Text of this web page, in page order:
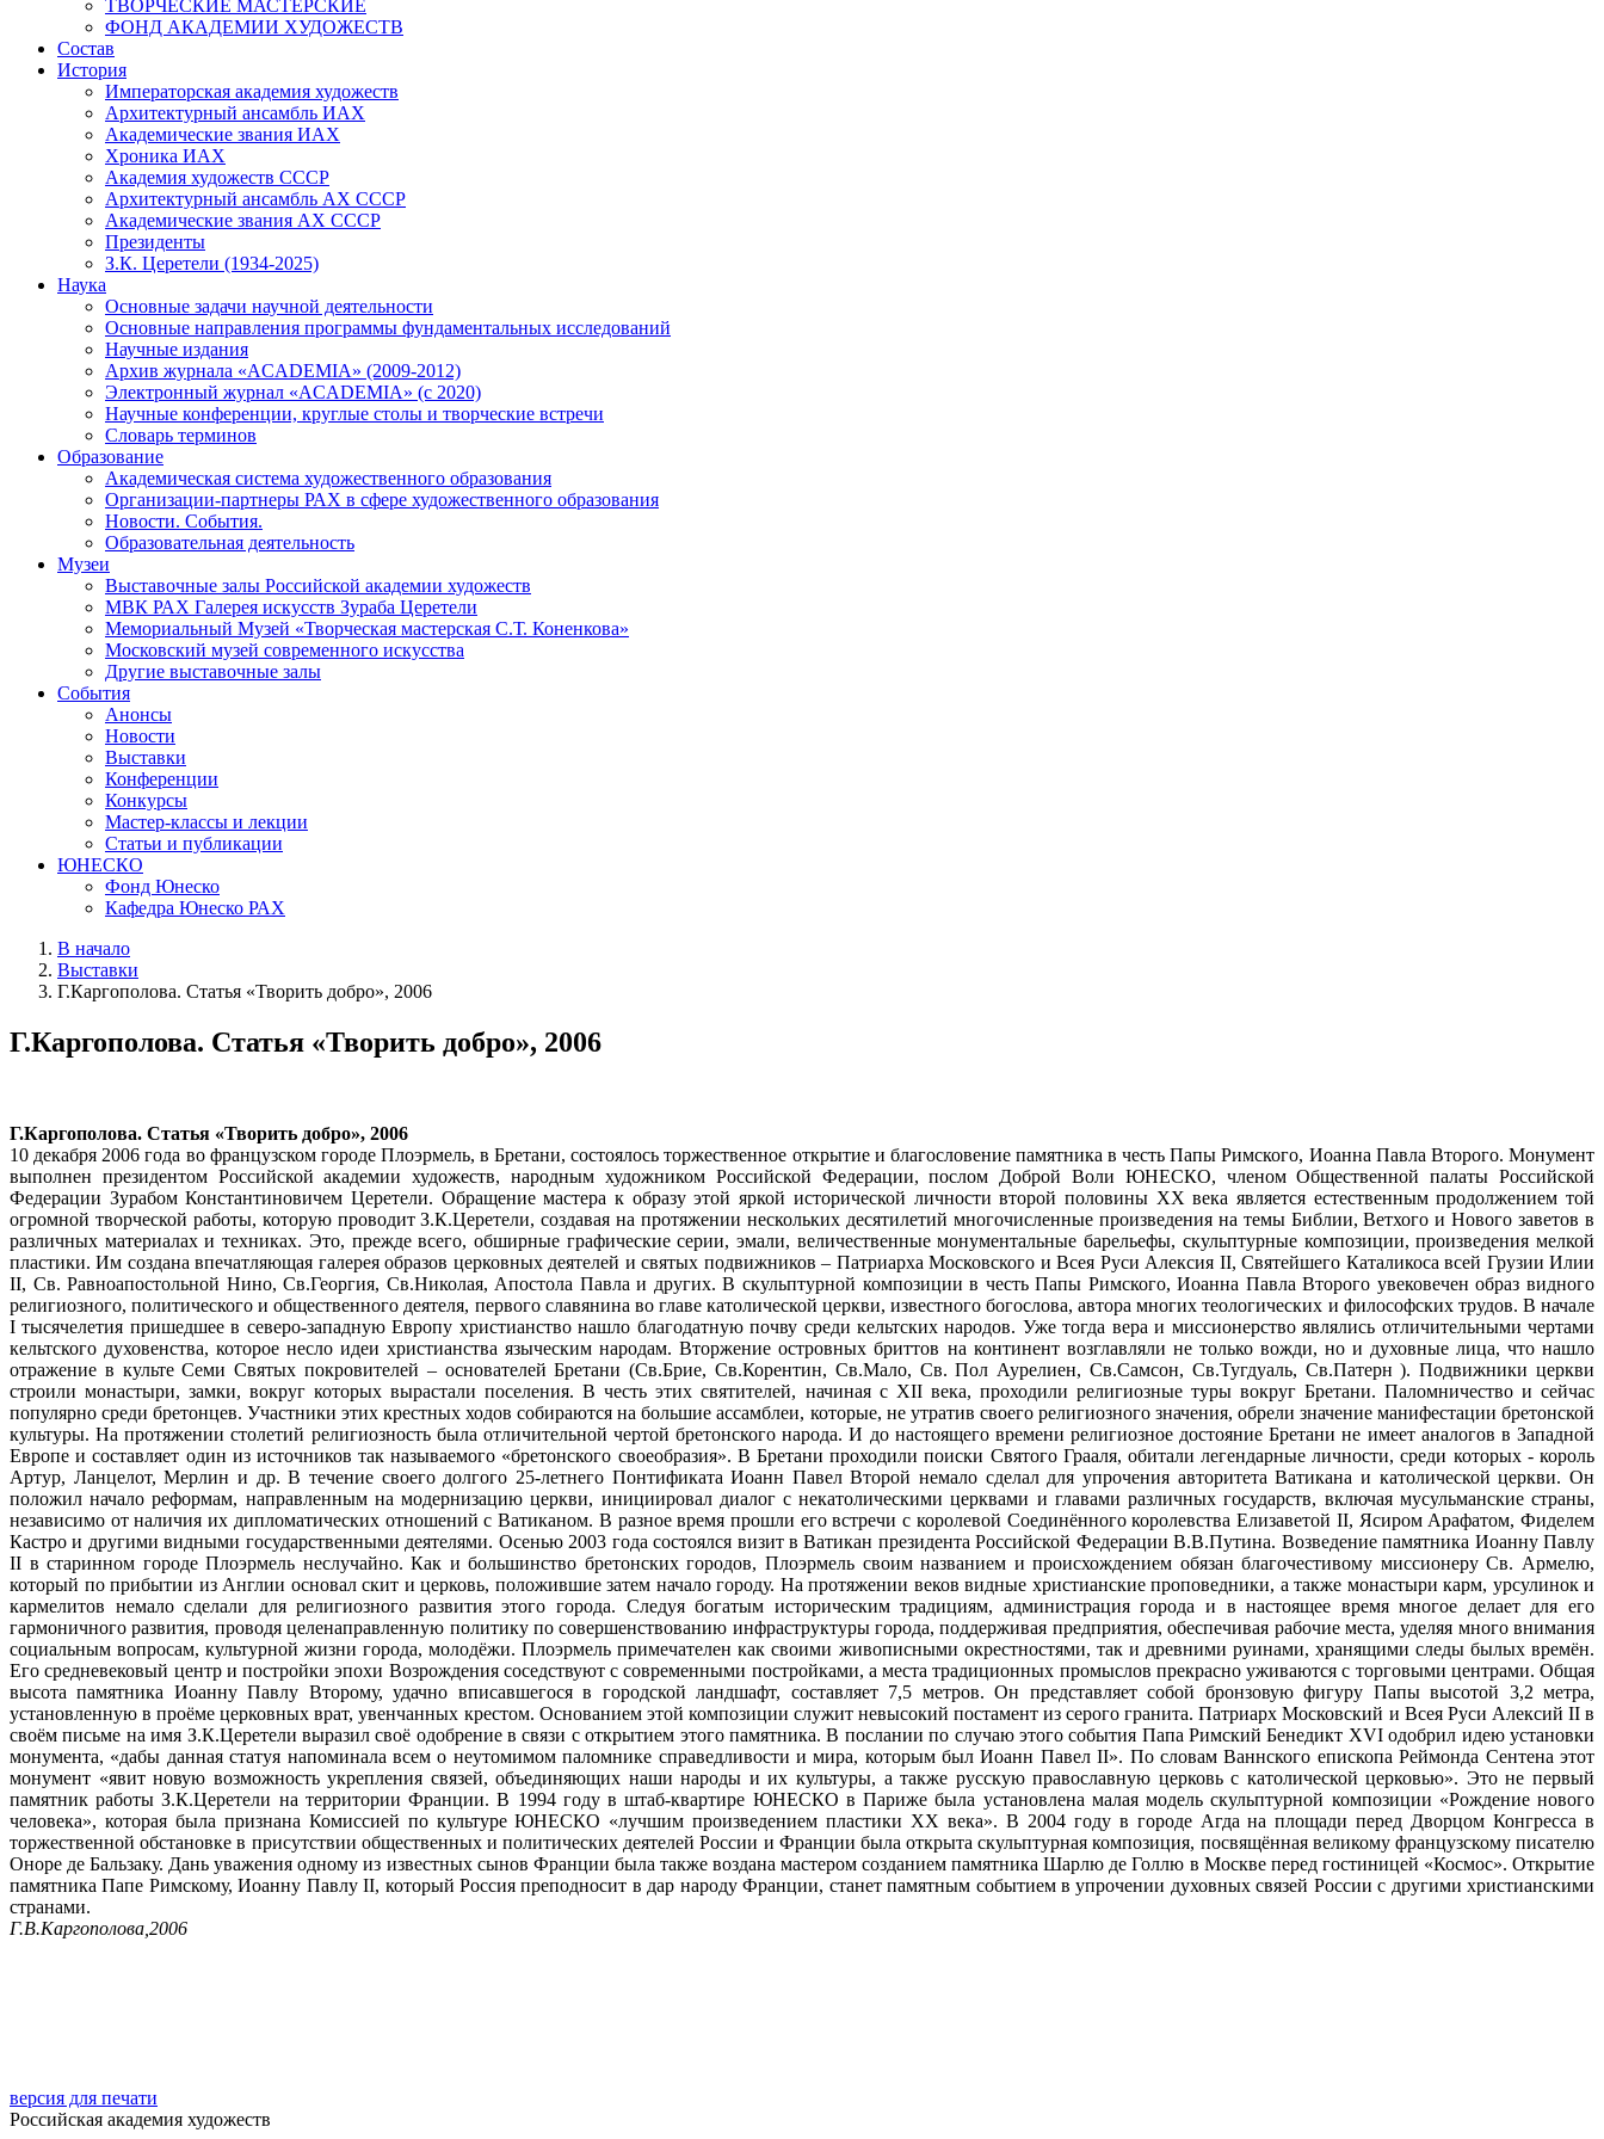
ТВОРЧЕСКИЕ МАСТЕРСКИЕ
ФОНД АКАДЕМИИ ХУДОЖЕСТВ
Состав
История
Императорская академия художеств
Архитектурный ансамбль ИАХ
Академические звания ИАХ
Хроника ИАХ
Академия художеств СССР
Архитектурный ансамбль АХ СССР
Академические звания АХ СССР
Президенты
З.К. Церетели (1934-2025)
Наука
Основные задачи научной деятельности
Основные направления программы фундаментальных исследований
Научные издания
Архив журнала «ACADEMIA» (2009-2012)
Электронный журнал «ACADEMIA» (с 2020)
Научные конференции, круглые столы и творческие встречи
Словарь терминов
Образование
Академическая система художественного образования
Организации-партнеры РАХ в сфере художественного образования
Новости. События.
Образовательная деятельность
Музеи
Выставочные залы Российской академии художеств
МВК РАХ Галерея искусств Зураба Церетели
Мемориальный Музей «Творческая мастерская С.Т. Коненкова»
Московский музей современного искусства
Другие выставочные залы
События
Анонсы
Новости
Выставки
Конференции
Конкурсы
Мастер-классы и лекции
Статьи и публикации
ЮНЕСКО
Фонд Юнеско
Кафедра Юнеско РАХ
В начало
Выставки
Г.Каргополова. Статья «Творить добро», 2006
Г.Каргополова. Статья «Творить добро», 2006
Г.Каргополова. Статья «Творить добро», 2006
10 декабря 2006 года во французском городе Плоэрмель, в Бретани, состоялось торжественное открытие и благословение памятника в честь Папы Римского, Иоанна Павла Второго. Монумент
выполнен президентом Российской академии художеств, народным художником Российской Федерации, послом Доброй Воли ЮНЕСКО, членом Общественной палаты Российской
Федерации Зурабом Константиновичем Церетели. Обращение мастера к образу этой яркой исторической личности второй половины ХХ века является естественным продолжением той
огромной творческой работы, которую проводит З.К.Церетели, создавая на протяжении нескольких десятилетий многочисленные произведения на темы Библии, Ветхого и Нового заветов в
различных материалах и техниках. Это, прежде всего, обширные графические серии, эмали, величественные монументальные барельефы, скульптурные композиции, произведения мелкой
пластики. Им создана впечатляющая галерея образов церковных деятелей и святых подвижников – Патриарха Московского и Всея Руси Алексия II, Святейшего Каталикоса всей Грузии Илии
II, Св. Равноапостольной Нино, Св.Георгия, Св.Николая, Апостола Павла и других. В скульптурной композиции в честь Папы Римского, Иоанна Павла Второго увековечен образ видного
религиозного, политического и общественного деятеля, первого славянина во главе католической церкви, известного богослова, автора многих теологических и философских трудов. В начале
I тысячелетия пришедшее в северо-западную Европу христианство нашло благодатную почву среди кельтских народов. Уже тогда вера и миссионерство являлись отличительными чертами
кельтского духовенства, которое несло идеи христианства языческим народам. Вторжение островных бриттов на континент возглавляли не только вожди, но и духовные лица, что нашло
отражение в культе Семи Святых покровителей – основателей Бретани (Св.Брие, Св.Корентин, Св.Мало, Св. Пол Аурелиен, Св.Самсон, Св.Тугдуаль, Св.Патерн ). Подвижники церкви
строили монастыри, замки, вокруг которых вырастали поселения. В честь этих святителей, начиная с ХII века, проходили религиозные туры вокруг Бретани. Паломничество и сейчас
популярно среди бретонцев. Участники этих крестных ходов собираются на большие ассамблеи, которые, не утратив своего религиозного значения, обрели значение манифестации бретонской
культуры. На протяжении столетий религиозность была отличительной чертой бретонского народа. И до настоящего времени религиозное достояние Бретани не имеет аналогов в Западной
Европе и составляет один из источников так называемого «бретонского своеобразия». В Бретани проходили поиски Святого Грааля, обитали легендарные личности, среди которых - король
Артур, Ланцелот, Мерлин и др. В течение своего долгого 25-летнего Понтификата Иоанн Павел Второй немало сделал для упрочения авторитета Ватикана и католической церкви. Он
положил начало реформам, направленным на модернизацию церкви, инициировал диалог с некатолическими церквами и главами различных государств, включая мусульманские страны,
независимо от наличия их дипломатических отношений с Ватиканом. В разное время прошли его встречи с королевой Соединённого королевства Елизаветой II, Ясиром Арафатом, Фиделем
Кастро и другими видными государственными деятелями. Осенью 2003 года состоялся визит в Ватикан президента Российской Федерации В.В.Путина. Возведение памятника Иоанну Павлу
II в старинном городе Плоэрмель неслучайно. Как и большинство бретонских городов, Плоэрмель своим названием и происхождением обязан благочестивому миссионеру Св. Армелю,
который по прибытии из Англии основал скит и церковь, положившие затем начало городу. На протяжении веков видные христианские проповедники, а также монастыри карм, урсулинок и
кармелитов немало сделали для религиозного развития этого города. Следуя богатым историческим традициям, администрация города и в настоящее время многое делает для его
гармоничного развития, проводя целенаправленную политику по совершенствованию инфраструктуры города, поддерживая предприятия, обеспечивая рабочие места, уделяя много внимания
социальным вопросам, культурной жизни города, молодёжи. Плоэрмель примечателен как своими живописными окрестностями, так и древними руинами, хранящими следы былых времён.
Его средневековый центр и постройки эпохи Возрождения соседствуют с современными постройками, а места традиционных промыслов прекрасно уживаются с торговыми центрами. Общая
высота памятника Иоанну Павлу Второму, удачно вписавшегося в городской ландшафт, составляет 7,5 метров. Он представляет собой бронзовую фигуру Папы высотой 3,2 метра,
установленную в проёме церковных врат, увенчанных крестом. Основанием этой композиции служит невысокий постамент из серого гранита. Патриарх Московский и Всея Руси Алексий II в
своём письме на имя З.К.Церетели выразил своё одобрение в связи с открытием этого памятника. В послании по случаю этого события Папа Римский Бенедикт ХVI одобрил идею установки
монумента, «дабы данная статуя напоминала всем о неутомимом паломнике справедливости и мира, которым был Иоанн Павел II». По словам Ваннского епископа Реймонда Сентена этот
монумент «явит новую возможность укрепления связей, объединяющих наши народы и их культуры, а также русскую православную церковь с католической церковью». Это не первый
памятник работы З.К.Церетели на территории Франции. В 1994 году в штаб-квартире ЮНЕСКО в Париже была установлена малая модель скульптурной композиции «Рождение нового
человека», которая была признана Комиссией по культуре ЮНЕСКО «лучшим произведением пластики ХХ века». В 2004 году в городе Агда на площади перед Дворцом Конгресса в
торжественной обстановке в присутствии общественных и политических деятелей России и Франции была открыта скульптурная композиция, посвящённая великому французскому писателю
Оноре де Бальзаку. Дань уважения одному из известных сынов Франции была также воздана мастером созданием памятника Шарлю де Голлю в Москве перед гостиницей «Космос». Открытие
памятника Папе Римскому, Иоанну Павлу II, который Россия преподносит в дар народу Франции, станет памятным событием в упрочении духовных связей России с другими христианскими
странами.
Г.В.Каргополова,2006
версия для печати
Российская академия художеств